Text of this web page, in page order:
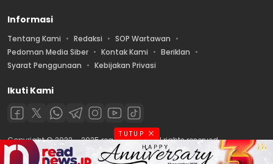
Informasi
Tentang Kami Redaksi
SOP Wartawan
Pedoman Media Siber
Kontak Kami
Beriklan
Syarat Penggunaan
Kebijakan Privasi
Ikuti Kami
Copyright © 2022 – 2025 readnews.id | All rights reserved.
TUTUP